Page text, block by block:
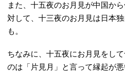
また、十五夜のお月見が中国か
対して、十三夜のお月見は日本
も。
ちなみに、十五夜にお月見をし
のは「片見月」と言って縁起が悪